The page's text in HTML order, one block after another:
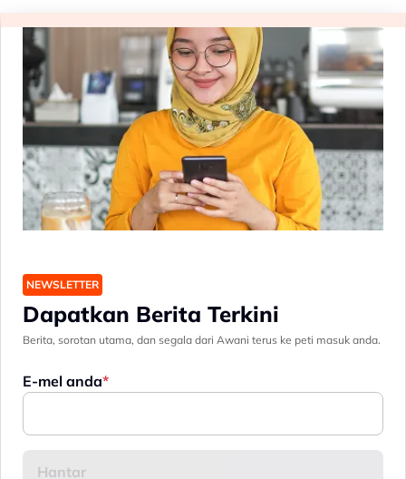
NEWSLETTER
Dapatkan Berita Terkini
Berita, sorotan utama, dan segala dari Awani terus ke peti masuk anda.
E-mel anda